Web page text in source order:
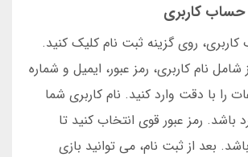
حساب کاربری
روی گزینه ثبت نام کلیک کنید.
شامل نام کاربری، رمز عبور، ایمیل و شماره
را با دقت وارد کنید. نام کاربری شما
باشد. رمز عبور قوی انتخاب کنید تا
بعد از ثبت نام، می توانید بازی